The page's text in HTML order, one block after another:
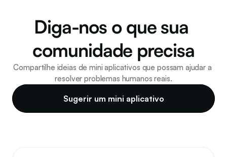
Diga-nos o que sua
comunidade precisa
Compartilhe ideias de mini aplicativos que possam ajudar a
resolver problemas humanos reais.
Sugerir um mini aplicativo